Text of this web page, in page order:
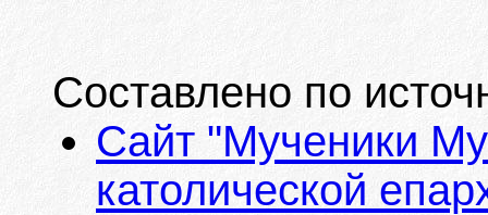
Составлено по
Сайт "Мученики
католической